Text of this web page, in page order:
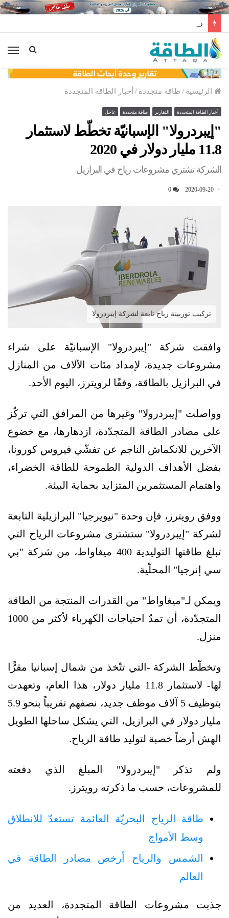
الرئيسية / طاقة متجددة / أخبار الطاقة المتجددة
أخبار الطاقة المتجددة التقارير طاقة متجددة عاجل
"إيبردرولا" الإسبانيّة تخطّط لاستثمار
11.8 مليار دولار في 2020
الشركة تشتري مشروعات رياح في البرازيل
2020-09-20
0
تركيب توربينة رياح تابعة لشركة إيبردرولا
وافقت شركة "إيبردرولا" الإسبانيّة على شراء
مشروعات جديدة، لإمداد مئات الآلاف من المنازل
في البرازيل بالطاقة، وفقًا لرويترز، اليوم الأحد.
وواصلت "إيبردرولا" وغيرها من المرافق التي تركّز
على مصادر الطاقة المتجدّدة، ازدهارها، مع خضوع
الآخرين للانكماش الناجم عن تفشّي فيروس كورونا،
بفضل الأهداف الدولية الطموحة للطاقة الخضراء،
واهتمام المستثمرين المتزايد بحماية البيئة.
ووفق رويترز، فإن وحدة "نيويرجيا" البرازيلية التابعة
لشركة "إيبردرولا" ستشترى مشروعات الرياح التي
تبلغ طاقتها التوليدية 400 ميغاواط، من شركة "بي
سي إنرجيا" المحلّية.
ويمكن لـ"ميغاواط" من القدرات المنتجة من الطاقة
المتجدّدة، أن تمدّ احتياجات الكهرباء لأكثر من 1000
منزل.
وتخطّط الشركة -التي تتّخذ من شمال إسبانيا مقرًّا
لها- لاستثمار 11.8 مليار دولار، هذا العام، وتعهدت
بتوظيف 5 آلاف موظف جديد، نصفهم تقريباً بنحو 5.9
مليار دولار في البرازيل، التي يشكل ساحلها الطويل
الهش أرضاً خصبة لتوليد طاقة الرياح.
ولم تذكر "إيبردرولا" المبلغ الذي دفعته
للمشروعات، حسب ما ذكرته رويترز.
طاقة الرياح البحريّة العائمة تستعدّ للانطلاق
وسط الأمواج
الشمس والرياح أرخص مصادر الطاقة في
العالم
جذبت مشروعات الطاقة المتجددة، العديد من